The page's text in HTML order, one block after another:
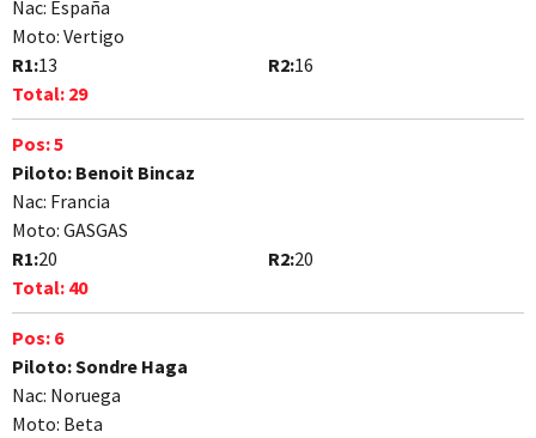
Nac: España
Moto: Vertigo
R1:13 R2:16
Total: 29
Pos:5
Piloto: Benoit Bincaz
Nac: Francia
Moto: GASGAS
R1:20 R2:20
Total: 40
Pos: 6
Piloto:Sondre Haga
Nac: Noruega
Moto: Beta